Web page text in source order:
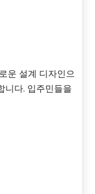
운 설계 디자인으
니다. 입주민들을